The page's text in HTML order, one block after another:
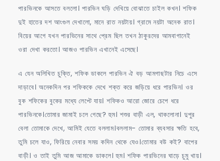
পারভিনকে আসতে বললো। পারভিন ঘড়ি দেখিয়ে বোঝাতে চাইল কখন। শফিক
দুই হাতের দশ আংগুল দেখালো, মানে রাত নয়টায়। গ্রামে নয়টা অনেক রাত।
বিয়ের আগে যখন পারভিনের সাথে প্রেম ছিল তখন ঠাকুরদের আমবাগানেই
ওরা দেখা করতো। আজও পারভিন এখানেই এসেছে।
এ যেন অলিখিত চুক্তি, শফিক ডাকলে পারভিন ঐ বড় আমগাছটার নিচে এসে
দাড়াবে। অনেকদিন পর শফিককে দেখে শক্ত করে জড়িয়ে ধরে পারভিন। ওর
বুক শফিকের বুকের মধ্যে লেপ্টে যায়। শফিকও আরো জোরে চেপে ধরে
পারভিনকে।তোমার জামাই চলে গেছে? হুম। শশুর বাড়ী এল, থাকলোনা। দুপুর
বেলা তোমাকে দেখে, আমিই যেতে বললাম।বললাম- তোমার ব্যবসার ক্ষতি হবে,
তুমি চলে যাও, ফিরিয়ে নেবার সময় কদিন থেকে যেও।তোমার বউ কই? বাপের
বাড়ী। ও তাই তুমি আজ আমাকে ডাকলে। হুম। শফিক পারভিনের ঘাড়ে চুমু খায়।